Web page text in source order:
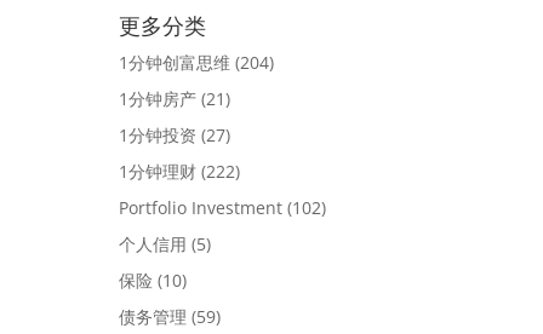
更多分类
1分钟创富思维 (204)
1分钟房产 (21)
1分钟投资 (27)
1分钟理财 (222)
Portfolio Investment (102)
个人信用 (5)
保险 (10)
债务管理 (59)